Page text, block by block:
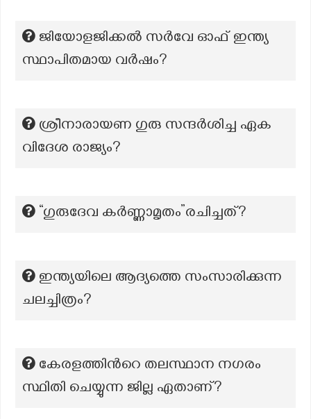
ജിയോളജിക്കൽ സർവേ ഓഫ് ഇന്ത്യ
സ്ഥാപിതമായ വർഷം?
ശ്രീനാരായണ ഗുരു സന്ദർശിച്ച ഏക
വിദേശ രാജ്യം?
“ഗുരുദേവ കർണ്ണാമൃതം”രചിച്ചത്?
ഇന്ത്യയിലെ ആദ്യത്തെ സംസാരിക്കുന്ന
ചലച്ചിത്രം?
കേരളത്തിൻറെ തലസ്ഥാന നഗരം
സ്ഥിതി ചെയ്യുന്ന ജില്ല ഏതാണ്?